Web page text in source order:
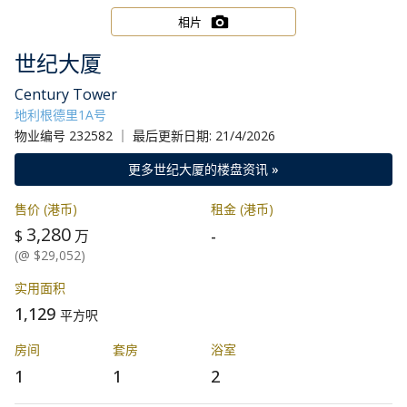
相片
世纪大厦
Century Tower
地利根德里1A号
物业编号 232582 ｜ 最后更新日期: 21/4/2026
更多世纪大厦的楼盘资讯 »
售价 (港币)
$ 3,280 万
(@ $29,052)
租金 (港币)
-
实用面积
1,129 平方呎
房间
1
套房
1
浴室
2